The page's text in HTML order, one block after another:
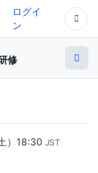
ログイ
ン
修
）18:30 JST